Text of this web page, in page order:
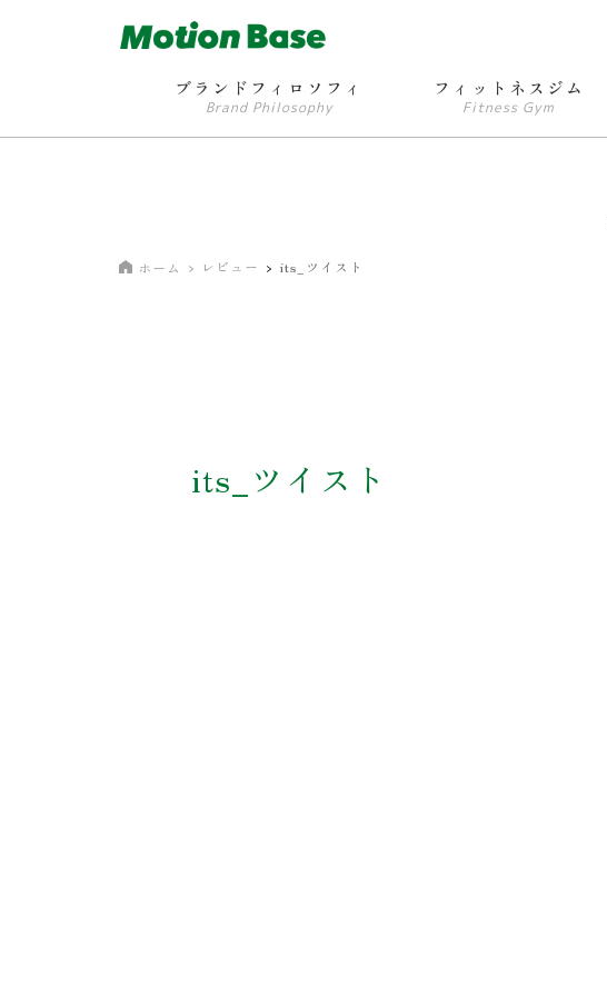
ブランドフィロソフィ
Brand Philosophy
フィットネスジム
Fitness Gym
ホーム レビュー its_ツイスト
its_ツイスト